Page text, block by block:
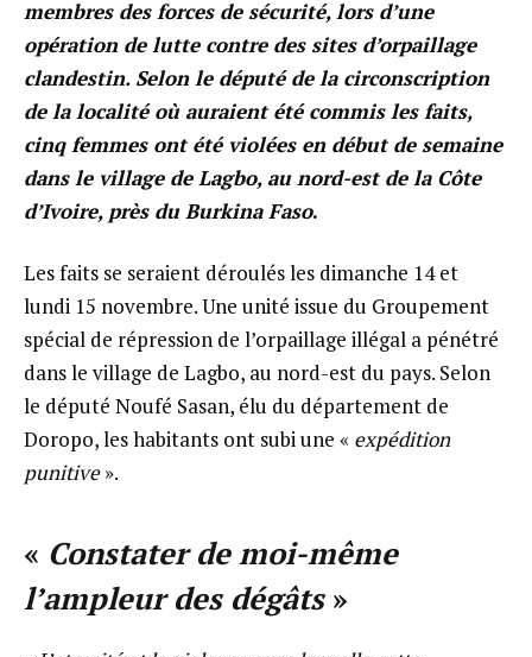
membres des forces de sécurité, lors d’une
opération de lutte contre des sites d’orpaillage
clandestin. Selon le député de la circonscription
de la localité où auraient été commis les faits,
cinq femmes ont été violées en début de semaine
dans le village de Lagbo, au nord-est de la Côte
d’Ivoire, près du Burkina Faso.
Les faits se seraient déroulés les dimanche 14 et
lundi 15 novembre. Une unité issue du Groupement
spécial de répression de l’orpaillage illégal a pénétré
dans le village de Lagbo, au nord-est du pays. Selon
le député Noufé Sasan, élu du département de
Doropo, les habitants ont subi une « expédition
punitive».
« Constater de moi-même
l’ampleur des dégâts»